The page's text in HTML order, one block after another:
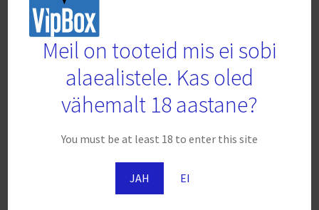
Meil on tooteid mis ei sobi
alaealistele. Kas oled
vähemalt 18 aastane?
You must be at least 18 to enter this site
JAH EI